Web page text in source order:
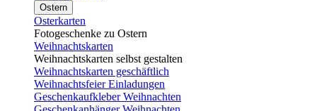
Ostern
Osterkarten
Fotogeschenke zu Ostern
Weihnachtskarten
Weihnachtskarten selbst gestalten
Weihnachtskarten geschäftlich
Weihnachtsfeier Einladungen
Geschenkaufkleber Weihnachten